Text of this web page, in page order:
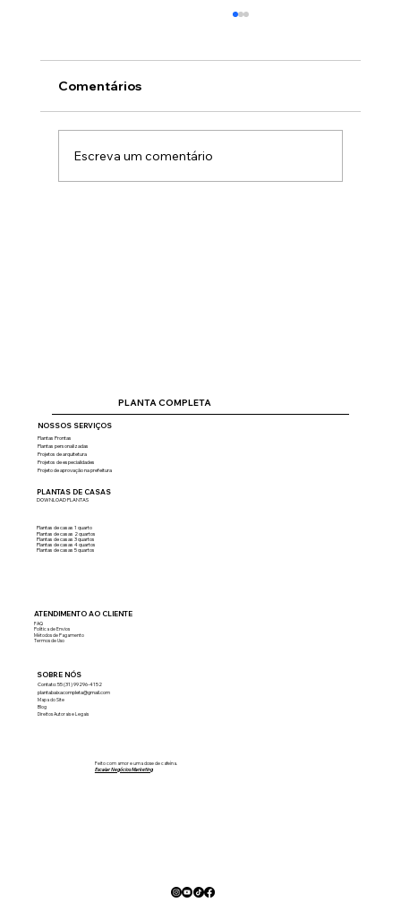
Comentários
Escreva um comentário
PLANTA COMPLETA
NOSSOS SERVIÇOS
Plantas Prontas
Plantas personalizadas
Projetos de arquitetura
Projetos de especialidades
Projeto de aprovação na prefeitura
PLANTAS DE CASAS
DOWNLOAD PLANTAS
Plantas de casas 1 quarto
Plantas de casas 2 quartos
Plantas de casas 3 quartos
Plantas de casas 4 quartos
Plantas de casas 5 quartos
ATENDIMENTO AO CLIENTE
FAQ
Política de Envios
Métodos de Pagamento
Termos de Uso
SOBRE NÓS
Contato: 55 (31) 99296-4152
plantabaixacompleta@gmail.com
Mapa do Site
Blog
Direitos Autorais e Legais
Feito com amor e uma dose de cafeína.
Escalar Negócios Marketing